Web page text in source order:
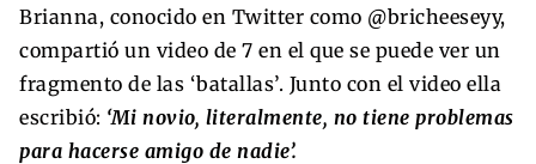
Brianna, conocido en Twitter como @bricheeseyy,
compartió un video de 7 en el que se puede ver un
fragmento de las ‘batallas’. Junto con el video ella
escribió: ‘Mi novio, literalmente, no tiene problemas
para hacerse amigo de nadie’.